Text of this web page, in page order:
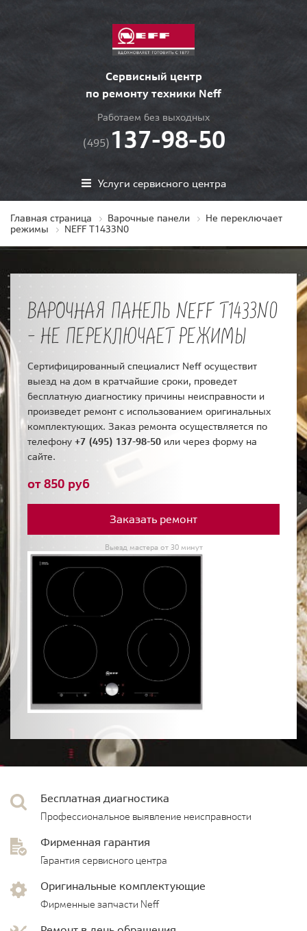
Сервисный центр
по ремонту техники Neff
Работаем без выходных
(495) 137-98-50
Услуги сервисного центра
Главная страница Варочные панели
Не переключает
режимы
NEFF T1433N0
ВАРОЧНАЯ ПАНЕЛЬ NEFF T1433N0
- НЕ ПЕРЕКЛЮЧАЕТ РЕЖИМЫ
Сертифицированный специалист Neff осуществит
выезд на дом в кратчайшие сроки, проведет
бесплатную диагностику причины неисправности и
произведет ремонт с использованием оригинальных
комплектующих. Заказ ремонта осуществляется по
телефону +7 (495) 137-98-50 или через форму на
сайте.
от 850 руб
Заказать ремонт
Выезд мастера от 30 минут
Бесплатная диагностика
Профессиональное выявление неисправности
Фирменная гарантия
Гарантия сервисного центра
Оригинальные комплектующие
Фирменные запчасти Neff